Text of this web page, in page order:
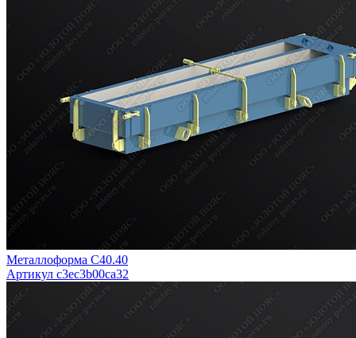
Металлоформа С40.40
Артикул c3ec3b00ca32